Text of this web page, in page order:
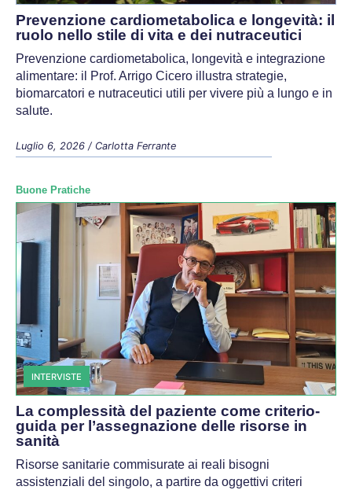
Prevenzione cardiometabolica e longevità: il
ruolo nello stile di vita e dei nutraceutici
Prevenzione cardiometabolica, longevità e integrazione
alimentare: il Prof. Arrigo Cicero illustra strategie,
biomarcatori e nutraceutici utili per vivere più a lungo e in
salute.
Luglio 6, 2026 / Carlotta Ferrante
Buone Pratiche
INTERVISTE
La complessità del paziente come criterio-
guida per l’assegnazione delle risorse in
sanità
Risorse sanitarie commisurate ai reali bisogni
assistenziali del singolo, a partire da oggettivi criteri